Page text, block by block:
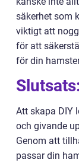
säkerhet som
viktigt att
för att
för din
Slutsats:
Att skapa DIY
och givande
Genom att
passar din